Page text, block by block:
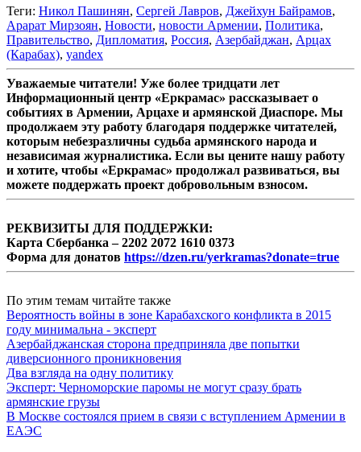
Теги: Никол Пашинян, Cергей Лавров, Джейхун Байрамов,
Арарат Мирзоян, Новости, новости Армении, Политика,
Правительство, Дипломатия, Россия, Азербайджан, Арцах
(Карабах), yandex
Уважаемые читатели! Уже более тридцати лет
Информационный центр «Еркрамас» рассказывает о
событиях в Армении, Арцахе и армянской Диаспоре. Мы
продолжаем эту работу благодаря поддержке читателей,
которым небезразличны судьба армянского народа и
независимая журналистика. Если вы цените нашу работу
и хотите, чтобы «Еркрамас» продолжал развиваться, вы
можете поддержать проект добровольным взносом.
РЕКВИЗИТЫ ДЛЯ ПОДДЕРЖКИ:
Карта Сбербанка – 2202 2072 1610 0373
Форма для донатов https://dzen.ru/yerkramas?donate=true
По этим темам читайте также
Вероятность войны в зоне Карабахского конфликта в 2015
году минимальна - эксперт
Азербайджанская сторона предприняла две попытки
диверсионного проникновения
Два взгляда на одну политику
Эксперт: Черноморские паромы не могут сразу брать
армянские грузы
В Москве состоялся прием в связи с вступлением Армении в
ЕАЭС